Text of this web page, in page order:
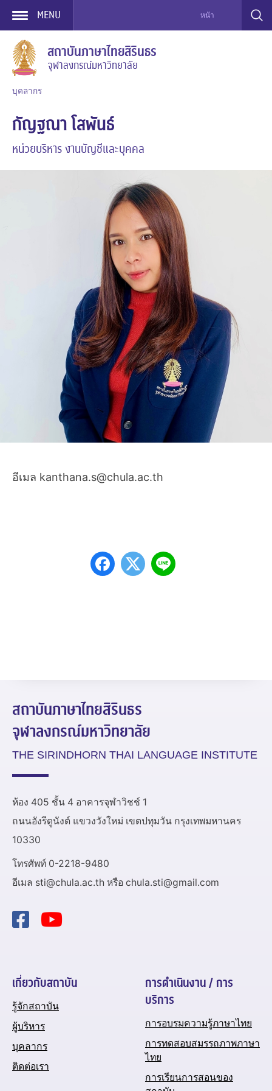
Skip
content
MENU หน้าแรก > เกี่ยวกับเร
สถาบันภาษาไทยสิรินธร
จุฬาลงกรณ์มหาวิทยาลัย
บุคลากร
กัญฐณา โสพันธ์
หน่วยบริหาร งานบัญชีและบุคคล
อีเมล kanthana.s@chula.ac.th
สถาบันภาษาไทยสิรินธร
จุฬาลงกรณ์มหาวิทยาลัย
THE SIRINDHORN THAI LANGUAGE INSTITUTE
ห้อง 405 ชั้น 4 อาคารจุฬาวิชช์ 1
ถนนอังรีดูนังต์ แขวงวังใหม่ เขตปทุมวัน กรุงเทพมหานคร
10330
โทรศัพท์ 0-2218-9480
อีเมล sti@chula.ac.th หรือ chula.sti@gmail.com
เกี่ยวกับสถาบัน
รู้จักสถาบัน
ผู้บริหาร
บุคลากร
ติดต่อเรา
การดำเนินงาน / การ
บริการ
การอบรมความรู้ภาษาไทย
การทดสอบสมรรถภาพภาษา
ไทย
การเรียนการสอนของ